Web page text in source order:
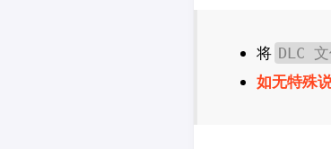
将 DLC
如无特殊